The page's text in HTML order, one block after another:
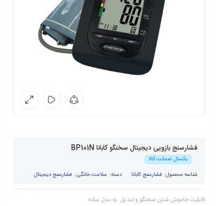
فشارسنج بازویی دیجیتال سخنگو کابانا BP101N
یکسال ضمانت کالا
شناسه محصول: فشارسنج کابانا دسته: سلامت خانگی, فشارسنج دیجیتال
قابلیت خاموش شدن سخنگو و تبدیل به مدل ساده